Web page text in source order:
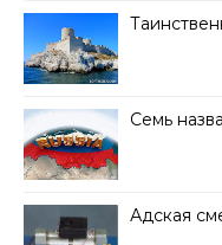
Семь
Адская